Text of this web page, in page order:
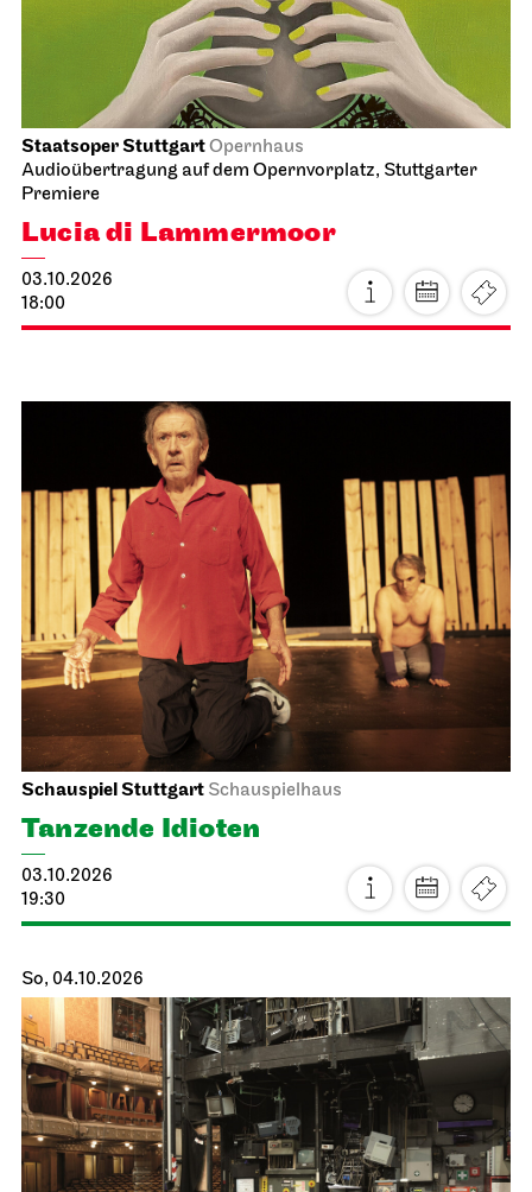
Staatsoper StuttgartOpernhaus
Audioübertragung auf dem Opernvorplatz, Stuttgarter
Premiere
Lucia di Lammermoor
03.10.2026
18:00
Schauspiel Stuttgart Schauspielhaus
Tanzende Idioten
03.10.2026
19:30
So, 04.10.2026